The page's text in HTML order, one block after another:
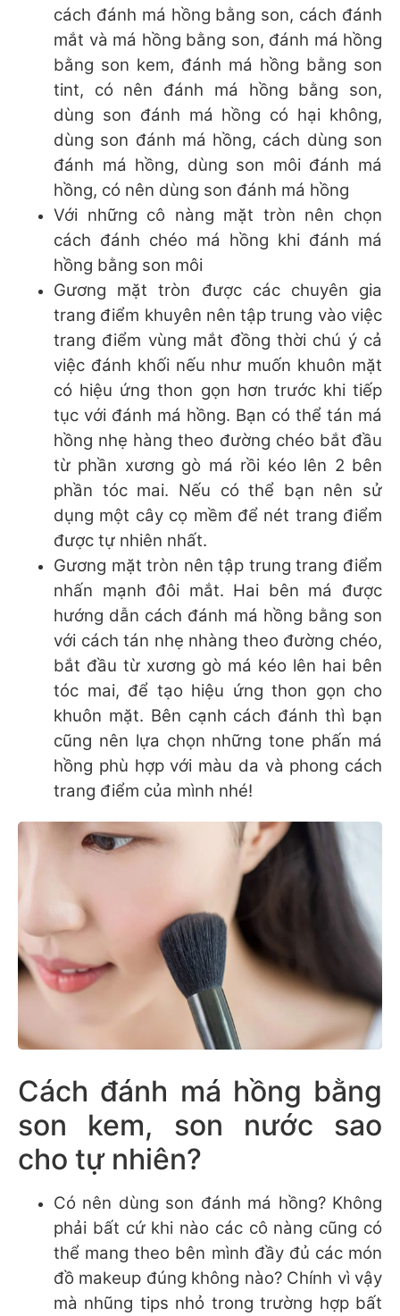
cách đánh má hồng bằng son, cách đánh
mắt và má hồng bằng son, đánh má hồng
bằng son kem, đánh má hồng bằng son
tint, có nên đánh má hồng bằng son,
dùng son đánh má hồng có hại không,
dùng son đánh má hồng, cách dùng son
đánh má hồng, dùng son môi đánh má
hồng, có nên dùng son đánh má hồng
Với những cô nàng mặt tròn nên chọn
cách đánh chéo má hồng khi đánh má
hồng bằng son môi
Gương mặt tròn được các chuyên gia
trang điểm khuyên nên tập trung vào việc
trang điểm vùng mắt đồng thời chú ý cả
việc đánh khối nếu như muốn khuôn mặt
có hiệu ứng thon gọn hơn trước khi tiếp
tục với đánh má hồng. Bạn có thể tán má
hồng nhẹ hàng theo đường chéo bắt đầu
từ phần xương gò má rồi kéo lên 2 bên
phần tóc mai. Nếu có thể bạn nên sử
dụng một cây cọ mềm để nét trang điểm
được tự nhiên nhất.
Gương mặt tròn nên tập trung trang điểm
nhấn mạnh đôi mắt. Hai bên má được
hướng dẫn cách đánh má hồng bằng son
với cách tán nhẹ nhàng theo đường chéo,
bắt đầu từ xương gò má kéo lên hai bên
tóc mai, để tạo hiệu ứng thon gọn cho
khuôn mặt. Bên cạnh cách đánh thì bạn
cũng nên lựa chọn những tone phấn má
hồng phù hợp với màu da và phong cách
trang điểm của mình nhé!
Cách đánh má hồng bằng
son kem, son nước sao
cho tự nhiên?
Có nên dùng son đánh má hồng? Không
phải bất cứ khi nào các cô nàng cũng có
thể mang theo bên mình đầy đủ các món
đồ makeup đúng không nào? Chính vì vậy
mà nhũng tips nhỏ trong trường hợp bất